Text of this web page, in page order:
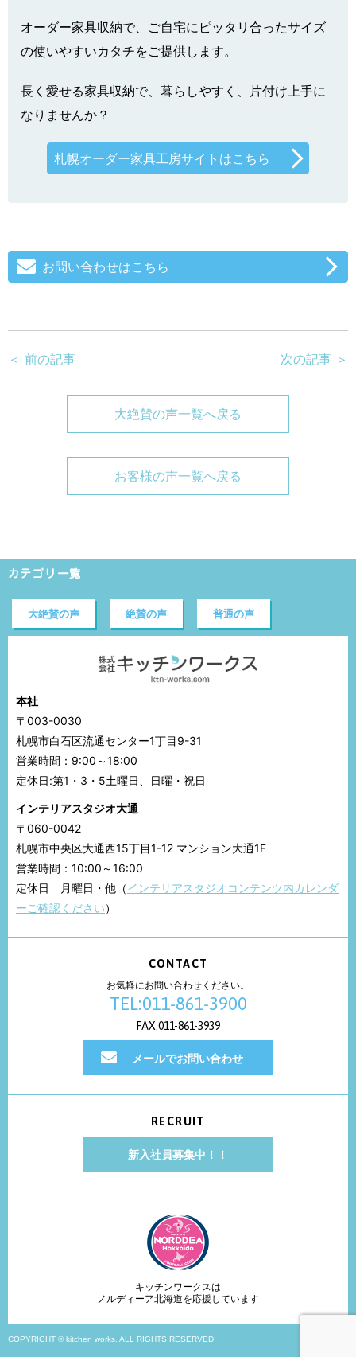
オーダー家具収納で、ご自宅にピッタリ合ったサイズ
の使いやすいカタチをご提供します。
長く愛せる家具収納で、暮らしやすく、片付け上手に
なりませんか？
札幌オーダー家具工房サイトはこちら
お問い合わせはこちら
＜ 前の記事 次の記事 ＞
大絶賛の声一覧へ戻る
お客様の声一覧へ戻る
カテゴリ一覧
大絶賛の声 絶賛の声 普通の声
本社
〒003-0030
札幌市白石区流通センター1丁目9-31
営業時間：9:00～18:00
定休日:第1・3・5土曜日、日曜・祝日
インテリアスタジオ大通
〒060-0042
札幌市中央区大通西15丁目1-12 マンション大通1F
営業時間：10:00～16:00
定休日 月曜日・他（インテリアスタジオコンテンツ内カレンダ
ーご確認ください）
CONTACT
お気軽にお問い合わせください。
TEL:011-861-3900
FAX:011-861-3939
メールでお問い合わせ
RECRUIT
新入社員募集中！！
キッチンワークスは
ノルディーア北海道を応援しています
COPYRIGHT © kitchen works. ALL RIGHTS RESERVED.